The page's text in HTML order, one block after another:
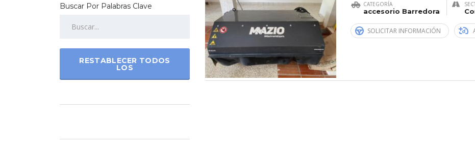
Buscar Por Palabras Clave
RESTABLECER TODOS
LOS
CATEGORÍA
accesorio Barredora
SOLICITAR INFORMACIÓN